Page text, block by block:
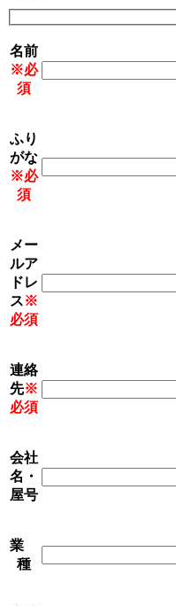
名前
※必
須
ふり
がな
※必
須
メー
ルア
ドレ
ス※
必須
連絡
先※
必須
会社
名・
屋号
業
種